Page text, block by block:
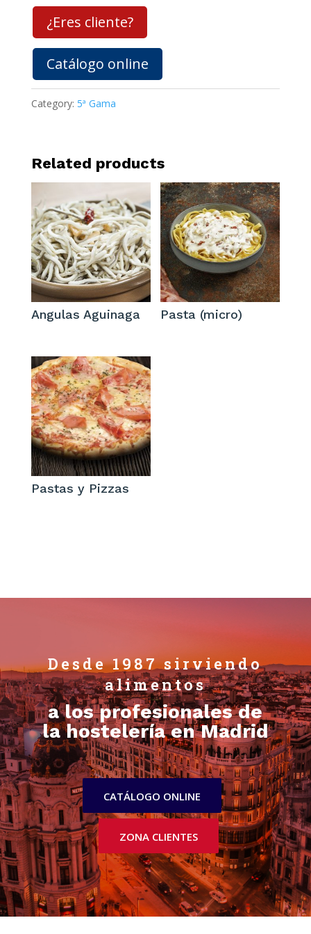
¿Eres cliente?
Catálogo online
Category: 5ª Gama
Related products
Angulas Aguinaga Pasta (micro)
Pastas y Pizzas
Desde 1987 sirviendo
alimentos
a los profesionales de
la hostelería en Madrid
CATÁLOGO ONLINE
ZONA CLIENTES